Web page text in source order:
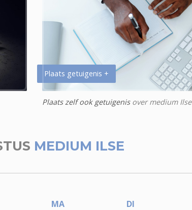
Plaats getuigenis +
Plaats zelf ook getuigenisover medium Ilse
MEDIUM ILSE
MA DI